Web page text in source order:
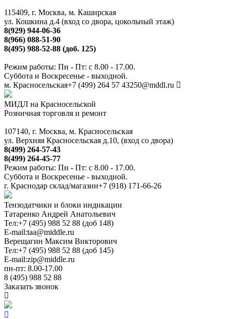
115409, г. Москва, м. Каширская
ул. Кошкина д.4 (вход со двора, цокольный этаж)
8(929) 944-06-36
8(966) 088-51-90
8(495) 988-52-88 (доб. 125)
Режим работы: Пн - Пт: с 8.00 - 17.00.
Суббота и Воскресенье - выходной.
м. Красносельская+7 (499) 264 57 43250@mddl.ru
МИДЛ на Красносельской
Розничная торговля и ремонт
107140, г. Москва, м. Красносельская
ул. Верхняя Красносельская д.10, (вход со двора)
8(499) 264-57-43
8(499) 264-45-77
Режим работы: Пн - Пт: с 8.00 - 17.00.
Суббота и Воскресенье - выходной.
г. Краснодар склад/магазин+7 (918) 171-66-26
Тензодатчики и блоки индикации
Татаренко Андрей Анатольевич
Тел:+7 (495) 988 52 88 (доб 148)
E-mail:taa@middle.ru
Верещагин Максим Викторович
Тел:+7 (495) 988 52 88 (доб 145)
E-mail:zip@middle.ru
пн-пт: 8.00-17.00
8 (495) 988 52 88
Заказать звонок